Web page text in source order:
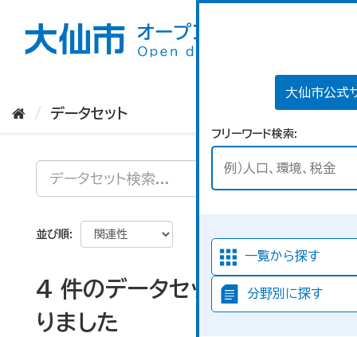
大仙市公式
フリーワード検索
一覧から探す
分野別に探す
データセット
並び順
4 件のデータセットが見つか
りました